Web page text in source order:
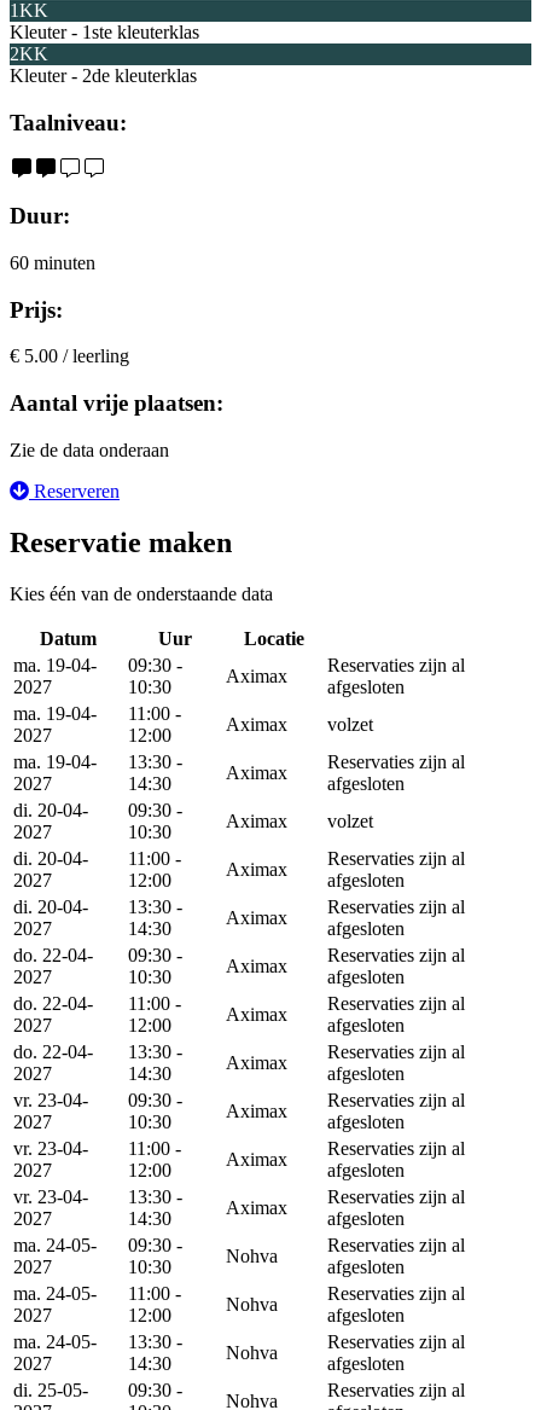
1KK
Kleuter - 1ste kleuterklas
2KK
Kleuter - 2de kleuterklas
Taalniveau:
Duur:
60 minuten
Prijs:
€ 5.00 / leerling
Aantal vrije plaatsen:
Zie de data onderaan
Reserveren
Reservatie maken
Kies één van de onderstaande data
Datum Uur Locatie
ma. 19-04-
2027
09:30 -
10:30
Aximax
Reservaties zijn al
afgesloten
ma. 19-04-
2027
11:00 -
12:00
Aximax
volzet
ma. 19-04-
2027
13:30 -
14:30
Aximax
Reservaties zijn al
afgesloten
di. 20-04-
2027
09:30 -
10:30
Aximax
volzet
di. 20-04-
2027
11:00 -
12:00
Aximax
Reservaties zijn al
afgesloten
di. 20-04-
2027
13:30 -
14:30
Aximax
Reservaties zijn al
afgesloten
do. 22-04-
2027
09:30 -
10:30
Aximax
Reservaties zijn al
afgesloten
do. 22-04-
2027
11:00 -
12:00
Aximax
Reservaties zijn al
afgesloten
do. 22-04-
2027
13:30 -
14:30
Aximax
Reservaties zijn al
afgesloten
vr. 23-04-
2027
09:30 -
10:30
Aximax
Reservaties zijn al
afgesloten
vr. 23-04-
2027
11:00 -
12:00
Aximax
Reservaties zijn al
afgesloten
vr. 23-04-
2027
13:30 -
14:30
Aximax
Reservaties zijn al
afgesloten
ma. 24-05-
2027
09:30 -
10:30
Nohva
Reservaties zijn al
afgesloten
ma. 24-05-
2027
11:00 -
12:00
Nohva
Reservaties zijn al
afgesloten
ma. 24-05-
2027
13:30 -
14:30
Nohva
Reservaties zijn al
afgesloten
di. 25-05-
09:30 -
Nohva
Reservaties zijn al